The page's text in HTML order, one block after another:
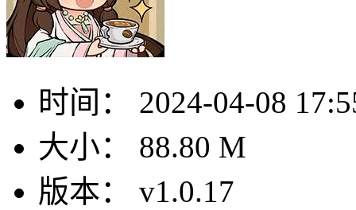
时间：
2024-04-08
大小：
88.80 M
版本：
v1.0.17